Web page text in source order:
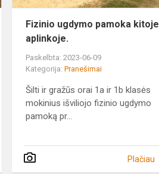
krašto
dainų...Fizinio ugdymo pamoka kitoje
aplinkoje.
Paskelbta: 2023-06-09
Kategorija:Pranešimai
Šilti ir gražūs orai 1a ir 1b klasės
mokinius išviliojo fizinio ugdymo
pamoką pr...
Plačiau